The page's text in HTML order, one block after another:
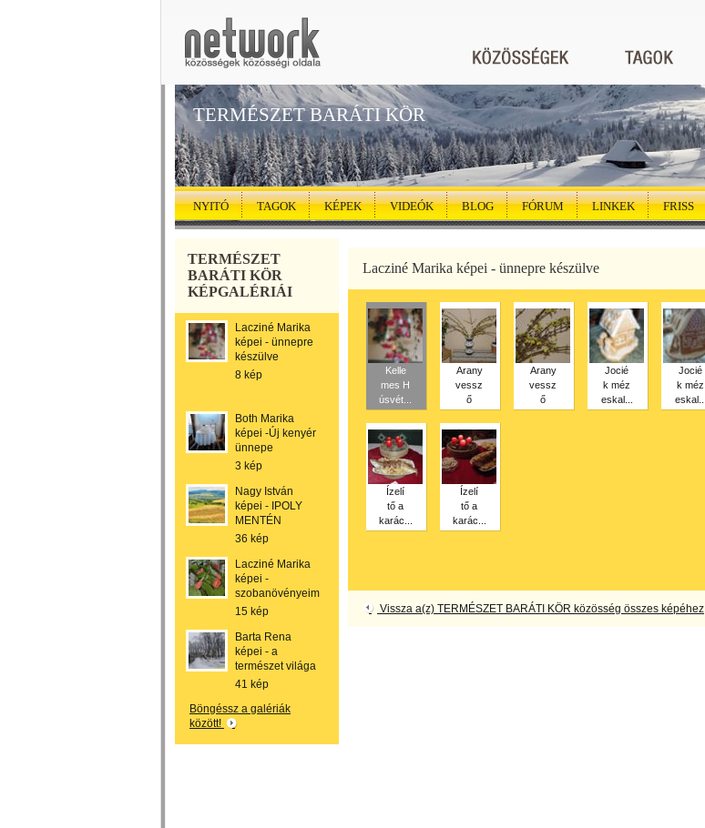
TERMÉSZET BARÁTI KÖR
NYITÓ TAGOK KÉPEK VIDEÓK BLOG FÓRUM LINKEK FRISS
TERMÉSZET
BARÁTI KÖR
KÉPGALÉRIÁI
Lacziné Marika
képei - ünnepre
készülve
8 kép
Both Marika
képei -Új kenyér
ünnepe
3 kép
Nagy István
képei - IPOLY
MENTÉN
36 kép
Lacziné Marika
képei -
szobanövényeim
15 kép
Barta Rena
képei - a
természet világa
41 kép
Böngéssz a galériák
között!
Lacziné Marika képei - ünnepre készülve
Kelle
mes H
úsvét...
Arany
vessz
ő
Arany
vessz
ő
Jocié
k méz
eskal...
Jocié
k méz
eskal...
Ízelí
tő a
karác...
Ízelí
tő a
karác...
Vissza a(z) TERMÉSZET BARÁTI KÖR közösség összes képéhez